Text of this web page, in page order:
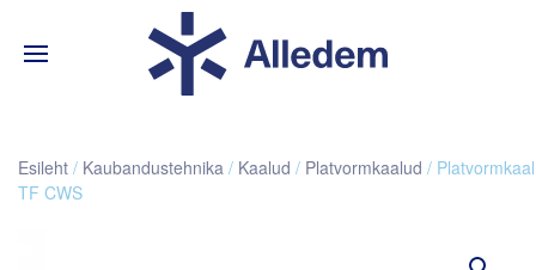
Esileht / Kaubandustehnika / Kaalud / Platvormkaalud / Platvormkaal
TF CWS